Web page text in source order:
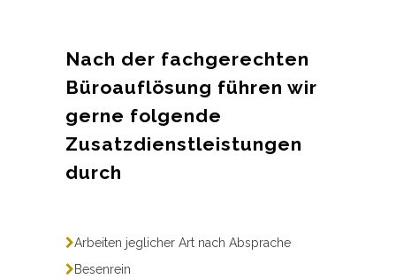
Nach der fachgerechten
Büroauflösung führen wir
gerne folgende
Zusatzdienstleistungen
durch
Arbeiten jeglicher Art nach Absprache
Besenrein